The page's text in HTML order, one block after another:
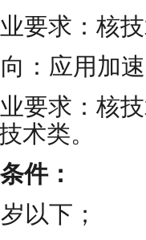
要求：核
：应用加
要求：核
术类。
件：
以下；